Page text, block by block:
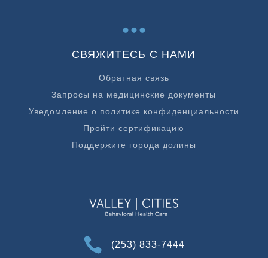
...
СВЯЖИТЕСЬ С НАМИ
Обратная связь
Запросы на медицинские документы
Уведомление о политике конфиденциальности
Пройти сертификацию
Поддержите города долины
 (253) 833-7444